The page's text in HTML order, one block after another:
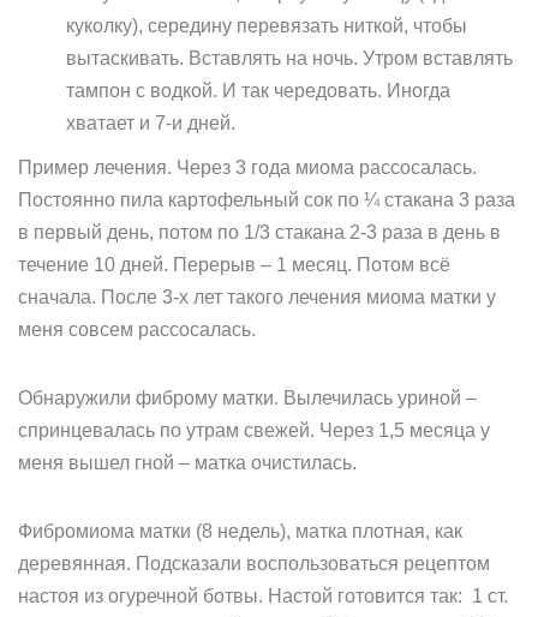
куколку), середину перевязать ниткой, чтобы
вытаскивать. Вставлять на ночь. Утром вставлять
тампон с водкой. И так чередовать. Иногда
хватает и 7-и дней.
Пример лечения. Через 3 года миома рассосалась.
Постоянно пила картофельный сок по ¼ стакана 3 раза
в первый день, потом по 1/3 стакана 2-3 раза в день в
течение 10 дней. Перерыв – 1 месяц. Потом всё
сначала. После 3-х лет такого лечения миома матки у
меня совсем рассосалась.
Обнаружили фиброму матки. Вылечилась уриной –
спринцевалась по утрам свежей. Через 1,5 месяца у
меня вышел гной – матка очистилась.
Фибромиома матки (8 недель), матка плотная, как
деревянная. Подсказали воспользоваться рецептом
настоя из огуречной ботвы. Настой готовится так: 1 ст.